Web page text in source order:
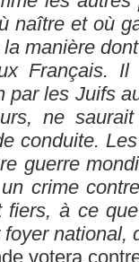
naître et où
manière
Français. Il
par les Juifs
ne
conduite.
guerre
crime
fiers, à ce
national,
votera